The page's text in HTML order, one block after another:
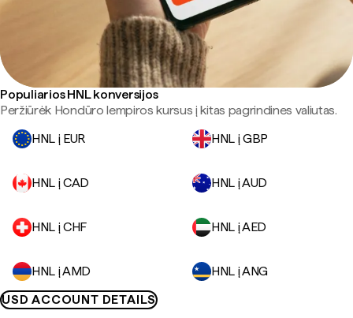
Populiarios HNL konversijos
Peržiūrėk Hondūro lempiros kursus į kitas pagrindines valiutas.
HNL į EUR
HNL į GBP
HNL į CAD HNL į AUD
HNL į CHF HNL į AED
HNL į AMD
HNL į ANG
USD ACCOUNT DETAILS